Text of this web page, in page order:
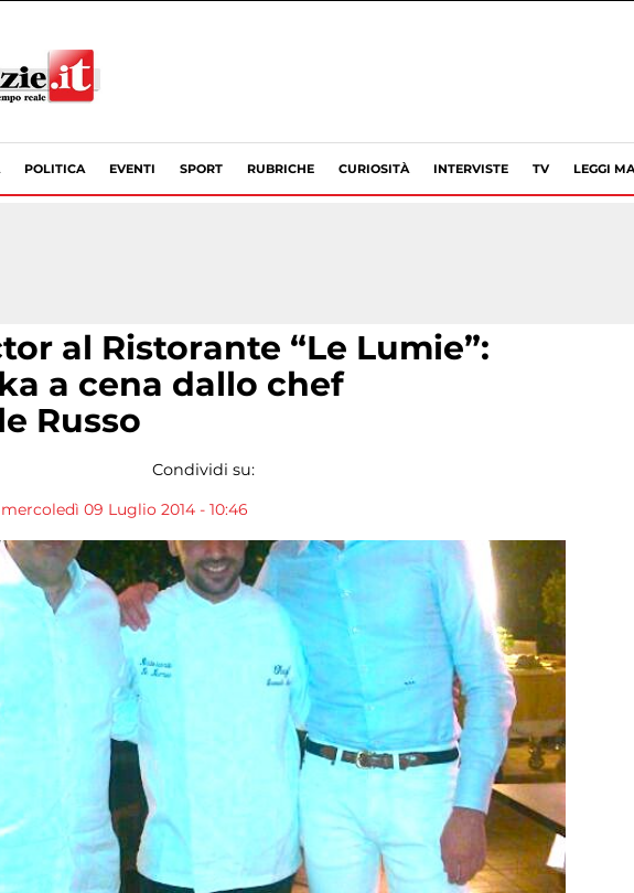
POLITICA EVENTI SPORT RUBRICHE CURIOSITÀ INTERVISTE TV LEGGI
al Ristorante “Le Lumie”:
a cena dallo chef
Russo
Condividi su:
mercoledì 09 Luglio 2014 - 10:46